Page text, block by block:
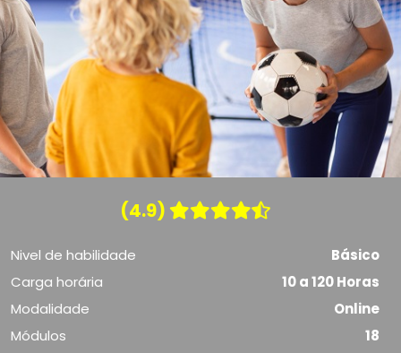
(4.9)
Nivel de habilidade
Básico
Carga horária
10 a 120 Horas
Modalidade
Online
Módulos
18